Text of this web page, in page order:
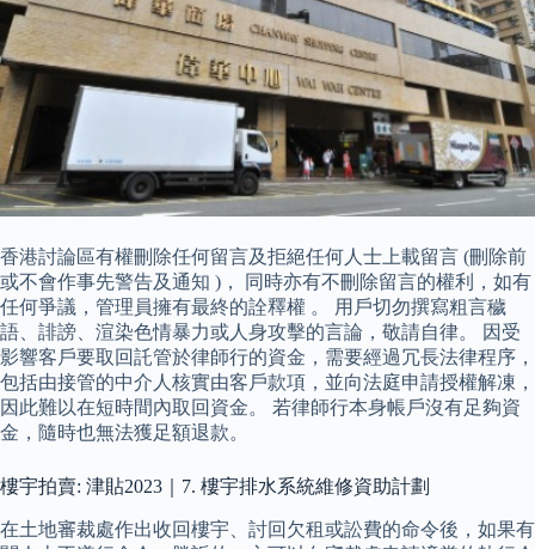
香港討論區有權刪除任何留言及拒絕任何人士上載留言 (刪除前
或不會作事先警告及通知 )， 同時亦有不刪除留言的權利，如有
任何爭議，管理員擁有最終的詮釋權 。 用戶切勿撰寫粗言穢
語、誹謗、渲染色情暴力或人身攻擊的言論，敬請自律。 因受
影響客戶要取回託管於律師行的資金，需要經過冗長法律程序，
包括由接管的中介人核實由客戶款項，並向法庭申請授權解凍，
因此難以在短時間內取回資金。 若律師行本身帳戶沒有足夠資
金，隨時也無法獲足額退款。
樓宇拍賣: 津貼2023｜7. 樓宇排水系統維修資助計劃
在土地審裁處作出收回樓宇、討回欠租或訟費的命令後，如果有